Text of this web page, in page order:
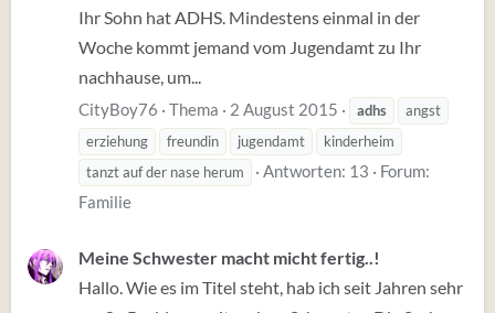
Ihr Sohn hat ADHS. Mindestens einmal in der
Woche kommt jemand vom Jugendamt zu Ihr
nachhause, um...
CityBoy76 Thema 2 August 2015 adhs
angst
erziehung
freundin jugendamt
kinderheim
tanzt auf der nase herum
Antworten: 13
Forum:
Familie
Meine Schwester macht micht fertig..!
Hallo. Wie es im Titel steht, hab ich seit Jahren sehr